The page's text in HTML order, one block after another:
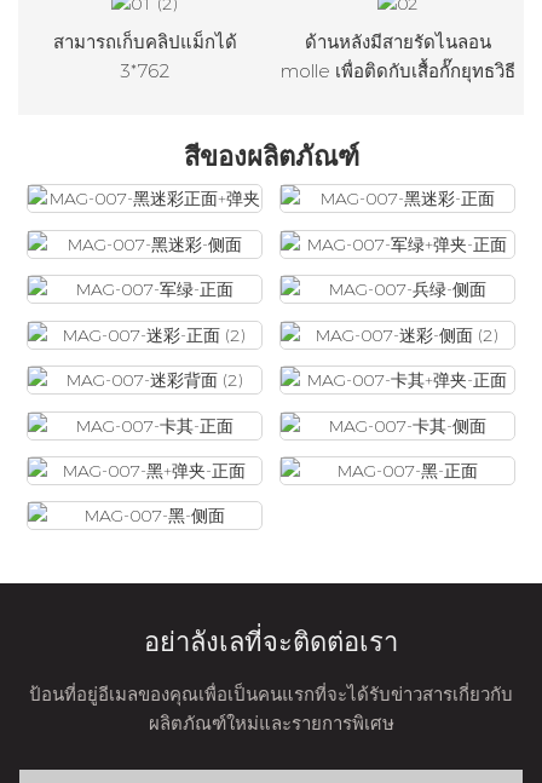
สามารถเก็บคลิปแม็กได้
3*762
ด้านหลังมีสายรัดไนลอน
molle เพื่อติดกับเสื้อกั๊กยุทธวิธี
สีของผลิตภัณฑ์
อย่าลังเลที่จะติดต่อเรา
ป้อนที่อยู่อีเมลของคุณเพื่อเป็นคนแรกที่จะได้รับข่าวสารเกี่ยวกับ
ผลิตภัณฑ์ใหม่และรายการพิเศษ